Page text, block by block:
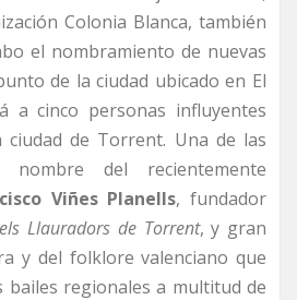
Colonia Blanca, también
el nombramiento de nuevas
de la ciudad ubicado en El
a cinco personas influyentes
ciudad de Torrent. Una de las
del recientemente
Viñes Planells, fundador
Llauradors de Torrent, y gran
y del folklore valenciano que
bailes regionales a multitud de